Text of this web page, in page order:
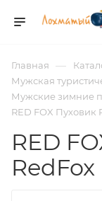
Главная —
Мужская
Мужские зимние
RED FOX Пуховик
RED